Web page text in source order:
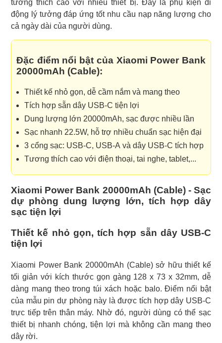
tương thích cao với nhiều thiết bị. Đây là phụ kiện di
động lý tưởng đáp ứng tốt nhu cầu nạp năng lượng cho
cả ngày dài của người dùng.
Đặc điểm nổi bật của Xiaomi Power Bank
20000mAh (Cable):
Thiết kế nhỏ gọn, dễ cầm nắm và mang theo
Tích hợp sẵn dây USB-C tiện lợi
Dung lượng lớn 20000mAh, sạc được nhiều lần
Sạc nhanh 22.5W, hỗ trợ nhiều chuẩn sạc hiện đại
3 cổng sạc: USB-C, USB-A và dây USB-C tích hợp
Tương thích cao với điện thoại, tai nghe, tablet,...
Xiaomi Power Bank 20000mAh (Cable) - Sạc
dự phòng dung lượng lớn, tích hợp dây
sạc tiện lợi
Thiết kế nhỏ gọn, tích hợp sẵn dây USB-C
tiện lợi
Xiaomi Power Bank 20000mAh (Cable) sở hữu thiết kế
tối giản với kích thước gọn gàng 128 x 73 x 32mm, dễ
dàng mang theo trong túi xách hoặc balo. Điểm nổi bật
của mẫu pin dự phòng này là được tích hợp dây USB-C
trực tiếp trên thân máy. Nhờ đó, người dùng có thể sạc
thiết bị nhanh chóng, tiện lợi mà không cần mang theo
dây rời.